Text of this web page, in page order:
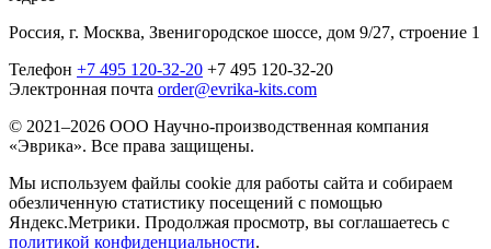
Россия, г. Москва, Звенигородское шоссе, дом 9/27, строение 1
Телефон +7 495 120-32-20 +7 495 120-32-20
Электронная почта order@evrika-kits.com
© 2021–2026 ООО Научно-производственная компания
«Эврика». Все права защищены.
Мы используем файлы cookie для работы сайта и собираем
обезличенную статистику посещений с помощью
Яндекс.Метрики. Продолжая просмотр, вы соглашаетесь с
политикой конфиденциальности.